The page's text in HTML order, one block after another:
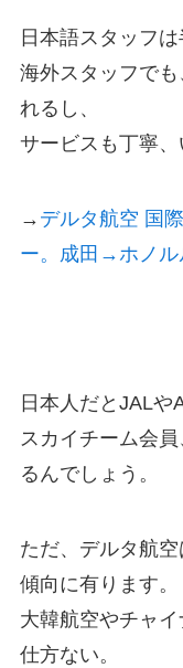
日本語スタッフは
海外スタッフで
れるし、
サービスも丁寧、
→ デルタ航空 国
ー。成田→ホノル
日本人だとJALや
スカイチーム会
るんでしょう。
ただ、デルタ航
傾向に有ります。
大韓航空やチャ
仕方ない。